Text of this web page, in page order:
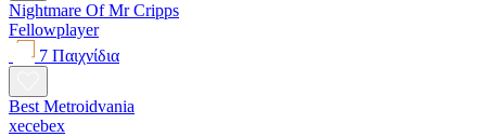
Nightmare Of Mr Cripps
Fellowplayer
7 Παιχνίδια
Best Metroidvania
xecebex